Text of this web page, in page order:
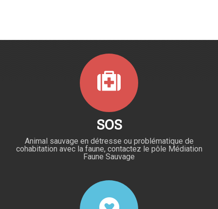
SOS
Animal sauvage en détresse ou problématique de
cohabitation avec la faune, contactez le pôle Médiation
Faune Sauvage